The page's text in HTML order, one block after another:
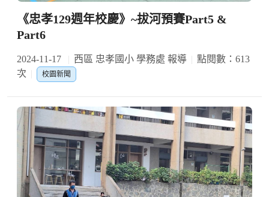
《忠孝129週年校慶》~拔河預賽Part5 &
Part6
2024-11-17 西區 忠孝國小 學務處 報導
點閱數：613
次
校園新聞